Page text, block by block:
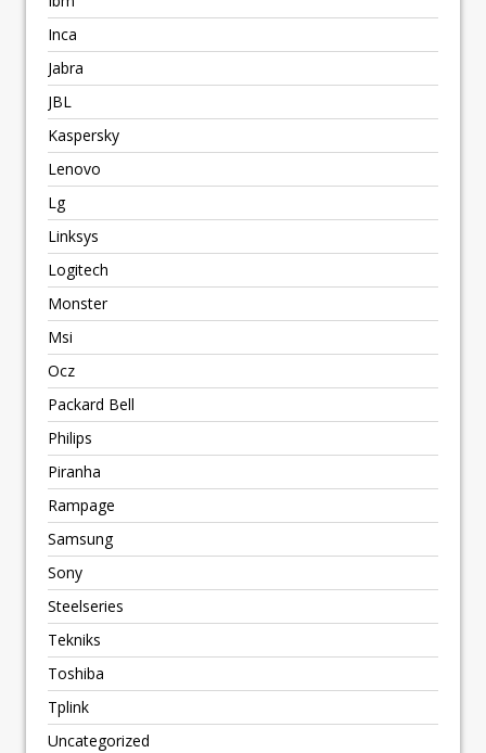
Inca
Jabra
JBL
Kaspersky
Lenovo
Lg
Linksys
Logitech
Monster
Msi
Ocz
Packard Bell
Philips
Piranha
Rampage
Samsung
Sony
Steelseries
Tekniks
Toshiba
Tplink
Uncategorized